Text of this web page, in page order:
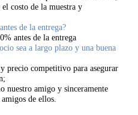
costo de la muestra y
de la entrega?
antes de la entrega
sea a largo plazo y una buena
precio competitivo para asegurar
nuestro amigo y sinceramente
de ellos.